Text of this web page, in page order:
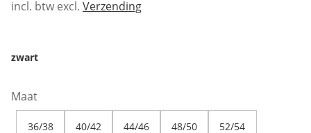
incl. btw excl. Verzending
zwart
Maat
36/38 40/42 44/46 48/50 52/54